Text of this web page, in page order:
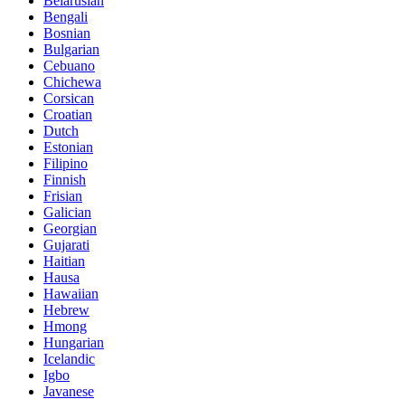
Bengali
Bosnian
Bulgarian
Cebuano
Chichewa
Corsican
Croatian
Dutch
Estonian
Filipino
Finnish
Frisian
Galician
Georgian
Gujarati
Haitian
Hausa
Hawaiian
Hebrew
Hmong
Hungarian
Icelandic
Igbo
Javanese